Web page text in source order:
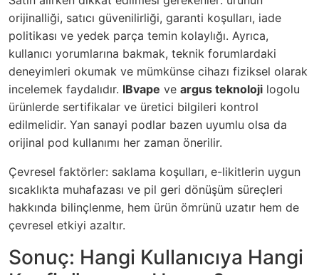
orijinalliği, satıcı güvenilirliği, garanti koşulları, iade
politikası ve yedek parça temin kolaylığı. Ayrıca,
kullanıcı yorumlarına bakmak, teknik forumlardaki
deneyimleri okumak ve mümkünse cihazı fiziksel olarak
incelemek faydalıdır. IBvape ve argus teknoloji logolu
ürünlerde sertifikalar ve üretici bilgileri kontrol
edilmelidir. Yan sanayi podlar bazen uyumlu olsa da
orijinal pod kullanımı her zaman önerilir.
Çevresel faktörler: saklama koşulları, e-likitlerin uygun
sıcaklıkta muhafazası ve pil geri dönüşüm süreçleri
hakkında bilinçlenme, hem ürün ömrünü uzatır hem de
çevresel etkiyi azaltır.
Sonuç: Hangi Kullanıcıya Hangi